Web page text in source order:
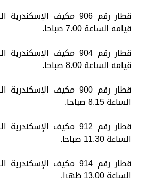
قطار رقم 906 مكيف
قيامه الساعة 7.00 صباحا.
قطار رقم 904 مكيف
قيامه الساعة 8.00 صباحا.
قطار رقم 900 مكيف
الساعة 8.15 صباحا.
قطار رقم 912 مكيف
الساعة 11.30 صباحا.
قطار رقم 914 مكيف